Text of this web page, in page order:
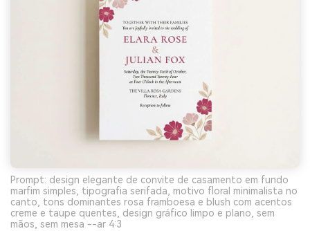
Prompt: design elegante de convite de casamento em fundo
marfim simples, tipografia serifada, motivo floral minimalista no
canto, tons dominantes rosa framboesa e blush com acentos
creme e taupe quentes, design gráfico limpo e plano, sem
mãos, sem mesa --ar 4:3